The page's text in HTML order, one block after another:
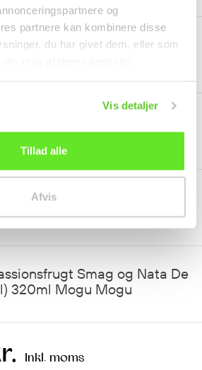
og
partnere kan kombinere disse
du har givet dem, eller som
Vis detaljer
Tillad alle
Afvis
Smag og Nata De Coco
Mogu Mogu
Smag og Nata De Coco
Mogu Mogu
Smag og Nata De
320ml Mogu Mogu
Inkl. moms